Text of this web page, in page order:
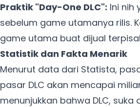
Praktik "Day-One DLC": Ini nih
sebelum game utamanya rilis.
game utama buat dijual
Statistik dan Fakta Menarik
Menurut data dari Statista,
pasar DLC akan mencapai
menunjukkan bahwa DLC,
Tanpa